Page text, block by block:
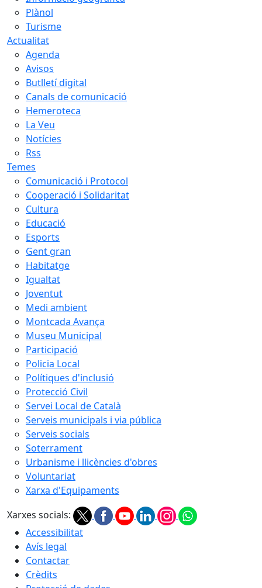
Plànol
Turisme
Actualitat
Agenda
Avisos
Butlletí digital
Canals de comunicació
Hemeroteca
La Veu
Notícies
Rss
Temes
Comunicació i Protocol
Cooperació i Solidaritat
Cultura
Educació
Esports
Gent gran
Habitatge
Igualtat
Joventut
Medi ambient
Montcada Avança
Museu Municipal
Participació
Policia Local
Polítiques d'inclusió
Protecció Civil
Servei Local de Català
Serveis municipals i via pública
Serveis socials
Soterrament
Urbanisme i llicències d'obres
Voluntariat
Xarxa d'Equipaments
Xarxes socials:
Accessibilitat
Avís legal
Contactar
Crèdits